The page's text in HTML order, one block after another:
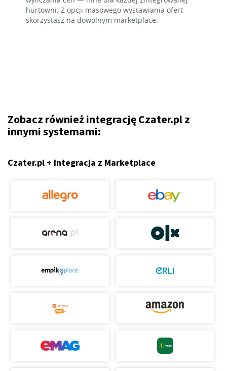
hurtowni. Z opcji masowego wystawiania ofert
skorzystasz na dowolnym marketplace.
Zobacz również integrację Czater.pl z
innymi systemami:
Czater.pl + Integracja z Marketplace